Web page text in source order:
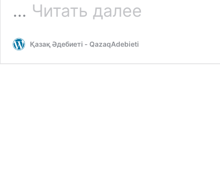
… Читать далее
табиғаты
Қазақ Әдебиеті - QazaqAdebieti